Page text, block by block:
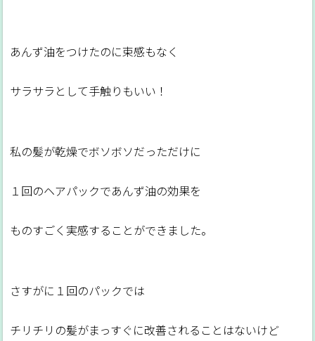
あんず油をつけたのに束感もなく
サラサラとして手触りもいい！
私の髪が乾燥でボソボソだっただけに
１回のヘアパックであんず油の効果を
ものすごく実感することができました。
さすがに１回のパックでは
チリチリの髪がまっすぐに改善されることはないけど